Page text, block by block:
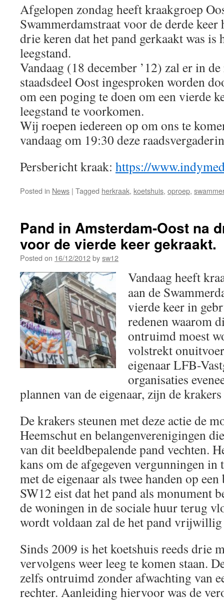
Afgelopen zondag heeft kraakgroep
Swammerdamstraat voor de derde keer
drie keren dat het pand gerkaakt was
leegstand.
Vandaag (18 december ’12) zal er in
staadsdeel Oost ingesproken worden
om een poging te doen om een vierde
leegstand te voorkomen.
Wij roepen iedereen op om ons te
vandaag om 19:30 deze
Persbericht kraak: https://
Posted in News | Tagged herkraak, koetshuis, oproep,
Pand in Amsterdam-Oost na
voor de vierde keer gekraakt.
Posted on 16/12/2012bysw12
Vandaag heeft
aan de
vierde keer in
redenen waarom
ontruimd moest
volstrekt
eigenaar LFB-
organisaties
plannen van de eigenaar, zijn de
De krakers steunen met deze actie de
Heemschut en belangenverenigingen
van dit beeldbepalende pand vechten.
kans om de afgegeven vergunningen in
met de eigenaar als twee handen op
SW12 eist dat het pand als monument
de woningen in de sociale huur terug
wordt voldaan zal de het pand vrijwillig
Sinds 2009 is het koetshuis reeds drie
vervolgens weer leeg te komen staan.
zelfs ontruimd zonder afwachting van
rechter. Aanleiding hiervoor was de